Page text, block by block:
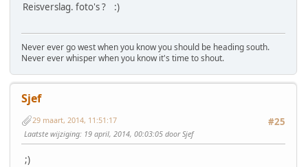
Reisverslag. foto's ? :)
Never ever go west when you know you should be heading south.
Never ever whisper when you know it's time to shout.
Sjef
#25
29 maart, 2014, 11:51:17
Laatste wijziging: 19 april, 2014, 00:03:05 door Sjef
;)